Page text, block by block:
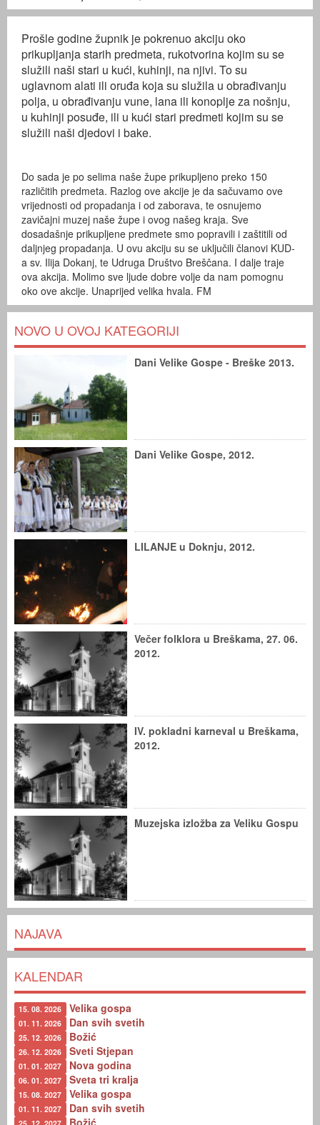
Prošle godine župnik je pokrenuo akciju oko
prikupljanja starih predmeta, rukotvorina kojim su se
služili naši stari u kući, kuhinji, na njivi. To su
uglavnom alati ili oruđa koja su služila u obrađivanju
polja, u obrađivanju vune, lana ili konoplje za nošnju,
u kuhinji posuđe, ili u kući stari predmeti kojim su se
služili naši djedovi i bake.
Do sada je po selima naše župe prikupljeno preko 150
različitih predmeta. Razlog ove akcije je da sačuvamo ove
vrijednosti od propadanja i od zaborava, te osnujemo
zavičajni muzej naše župe i ovog našeg kraja. Sve
dosadašnje prikupljene predmete smo popravili i zaštitili od
daljnjeg propadanja. U ovu akciju su se uključili članovi KUD-
a sv. Ilija Dokanj, te Udruga Društvo Breščana. I dalje traje
ova akcija. Molimo sve ljude dobre volje da nam pomognu
oko ove akcije. Unaprijed velika hvala. FM
NOVO U OVOJ KATEGORIJI
Dani Velike Gospe - Breške 2013.
Dani Velike Gospe, 2012.
LILANJE u Doknju, 2012.
Večer folklora u Breškama, 27. 06.
2012.
IV. pokladni karneval u Breškama,
2012.
Muzejska izložba za Veliku Gospu
NAJAVA
KALENDAR
15. 08. 2026 Velika gospa
01. 11. 2026 Dan svih svetih
25. 12. 2026 Božić
26. 12. 2026 Sveti Stjepan
01. 01. 2027 Nova godina
06. 01. 2027 Sveta tri kralja
15. 08. 2027 Velika gospa
01. 11. 2027 Dan svih svetih